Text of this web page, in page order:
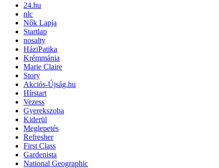
24.hu
nlc
Nők Lapja
Startlap
nosalty
HáziPatika
Krémmánia
Marie Claire
Story
Akciós-Újság.hu
Hírstart
Vezess
Gyerekszoba
Kiderül
Meglepetés
Refresher
First Class
Gardenista
National Geographic